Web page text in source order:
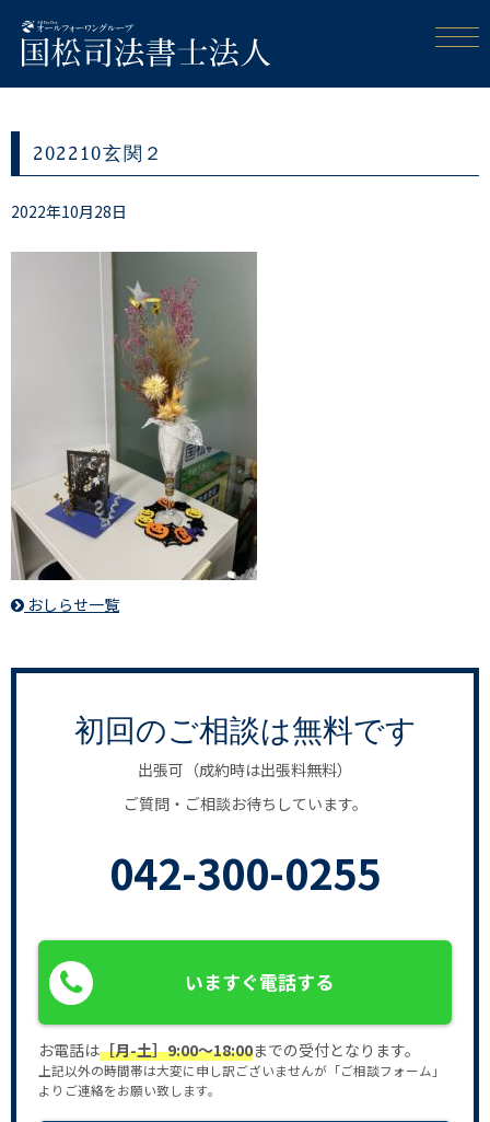
202210玄関２
2022年10月28日
おしらせ一覧
初回のご相談は無料です
出張可（成約時は出張料無料）
ご質問・ご相談お待ちしています。
042-300-0255
いますぐ電話する
お電話は［月-土］9:00〜18:00までの受付となります。
上記以外の時間帯は大変に申し訳ございませんが「ご相談フォーム」
よりご連絡をお願い致します。